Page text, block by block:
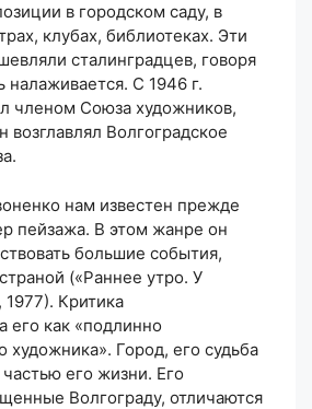
в городском саду, в
клубах, библиотеках. Эти
сталинградцев, говоря
налаживается. С 1946 г.
членом Союза художников,
возглавлял Волгоградское
нам известен прежде
пейзажа. В этом жанре он
большие события,
(«Раннее утро. У
Критика
его как «подлинно
художника». Город, его судьба
его жизни. Его
Волгограду, отличаются